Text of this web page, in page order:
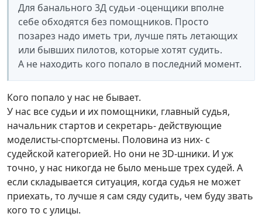
Для банального 3Д судьи -оценщики вполне
себе обходятся без помощников. Просто
позарез надо иметь три, лучше пять летающих
или бывших пилотов, которые хотят судить.
А не находить кого попало в последний момент.
Кого попало у нас не бывает.
У нас все судьи и их помощники, главный судья,
начальник стартов и секретарь- действующие
моделисты-спортсмены. Половина из них- с
судейской категорией. Но они не 3D-шники. И уж
точно, у нас никогда не было меньше трех судей. А
если складывается ситуация, когда судья не может
приехать, то лучше я сам сяду судить, чем буду звать
кого то с улицы.